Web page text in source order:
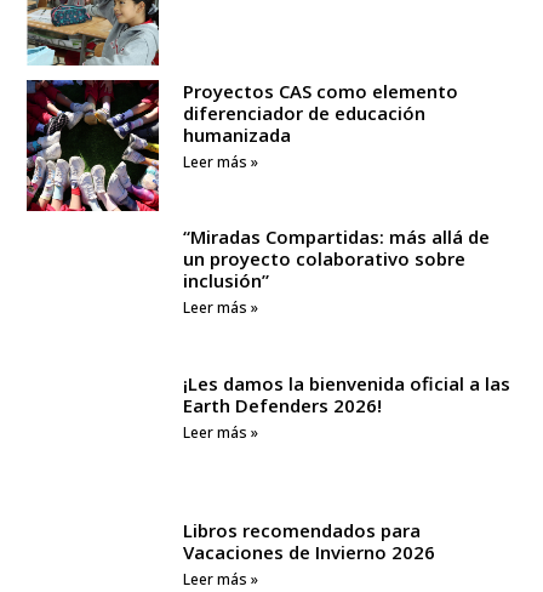
Proyectos CAS como elemento
diferenciador de educación
humanizada
Leer más »
“Miradas Compartidas: más allá de
un proyecto colaborativo sobre
inclusión”
Leer más »
¡Les damos la bienvenida oficial a las
Earth Defenders 2026!
Leer más »
Libros recomendados para
Vacaciones de Invierno 2026
Leer más »